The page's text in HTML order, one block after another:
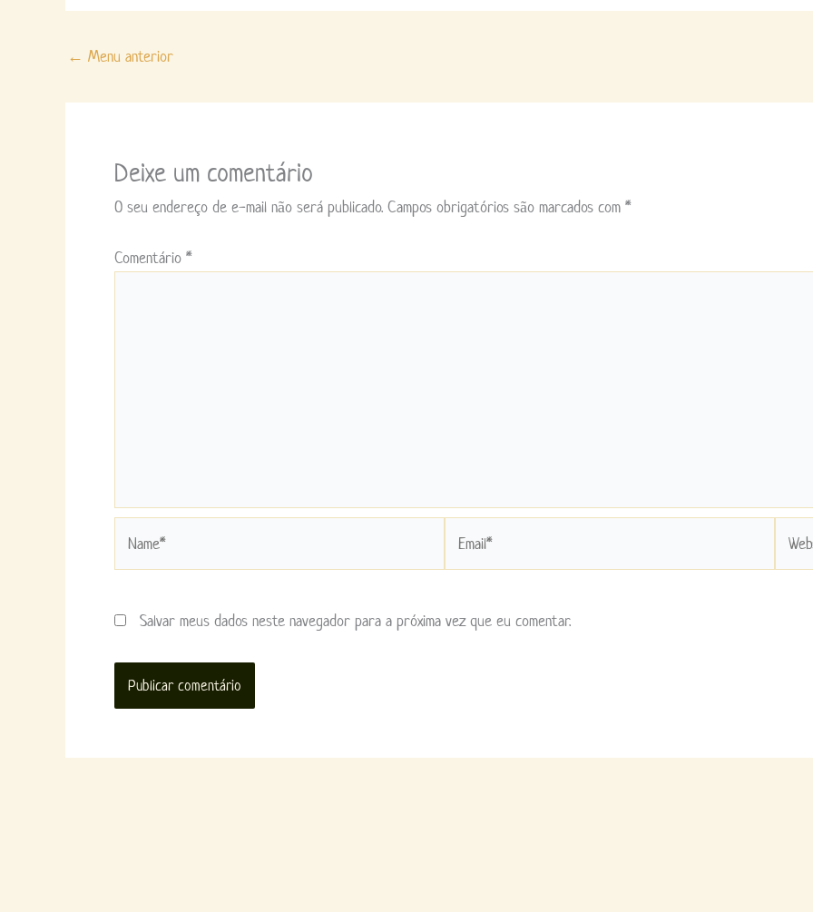
← Menu anterior
Deixe um comentário
O seu endereço de e-mail não será publicado. Campos obrigatórios são marcados com *
Comentário *
Salvar meus dados neste navegador para a próxima vez que eu comentar.